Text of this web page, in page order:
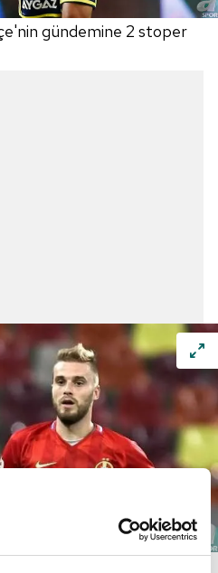
gündemine 2 stoper